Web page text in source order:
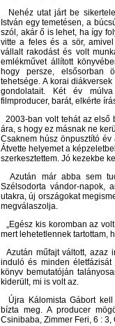
Nehéz utat járt be
István egy temetésen, a
szól, akár ő is lehet, ha így
vitte a feles és a sör, amivel
vállalt rakodást és volt
emlékművet állított
hogy persze, elsősorban
tehetsége. A korai
gondolatait. Két év
filmproducer, barát, elkérte
2003-ban volt tehát az első
ára, s hogy ez másnak ne
Csaknem húsz önpusztító
Átvette helyemet a
szerkesztettem. Jó kezekbe
Azután már abba sem
Szélsodorta vándor-napok,
utakra, új országokat
megválaszolja.
„Egész kis koromban az
mert lehetetlennek tartottam,
Azután műfajt váltott, azaz
induló és minden
könyv bemutatóján
kiderült, mi is volt az.
Újra Kálomista Gábort kell
bízta meg. A producer
Csinibaba, Zimmer Feri, 6 : 3,